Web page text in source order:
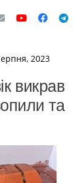
2023
викрав
та